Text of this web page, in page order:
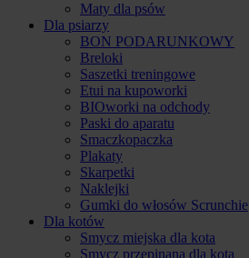
Maty dla psów
Dla psiarzy
BON PODARUNKOWY
Breloki
Saszetki treningowe
Etui na kupoworki
BIOworki na odchody
Paski do aparatu
Smaczkopaczka
Plakaty
Skarpetki
Naklejki
Gumki do włosów Scrunchie
Dla kotów
Smycz miejska dla kota
Smycz przepinana dla kota